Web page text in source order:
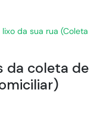
da sua rua (Coleta
da coleta de